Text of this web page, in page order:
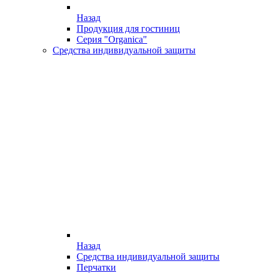
Назад
Продукция для гостиниц
Серия "Organica"
Средства индивидуальной защиты
Назад
Средства индивидуальной защиты
Перчатки